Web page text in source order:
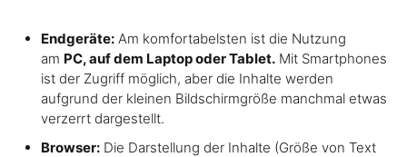
Endgeräte: Am komfortabelsten ist die Nutzung
am PC, auf dem Laptop oder Tablet. Mit Smartphones
ist der Zugriff möglich, aber die Inhalte werden
aufgrund der kleinen Bildschirmgröße manchmal etwas
verzerrt dargestellt.
Browser: Die Darstellung der Inhalte (Größe von Text